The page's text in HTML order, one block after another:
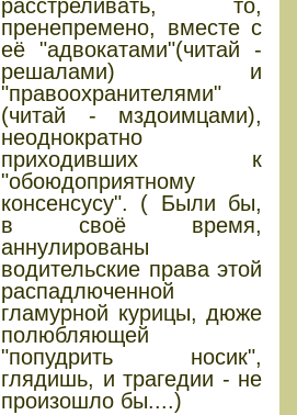
расстреливать, то,
пренепремено, вместе с
её "адвокатами"(читай -
решалами) и
"правоохранителями"
(читай - мздоимцами),
неоднократно
приходивших к
"обоюдоприятному
консенсусу". ( Были бы,
в своё время,
аннулированы
водительские права этой
распадлюченной
гламурной курицы, дюже
полюбляющей
"попудрить носик",
глядишь, и трагедии - не
произошло бы....)